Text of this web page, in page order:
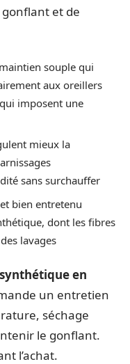
et de
souple qui
aux oreillers
imposent une
mieux la
sans surchauffer
bien entretenu
dont les fibres
lavages
en
un entretien
séchage
le gonflant.
l’achat.